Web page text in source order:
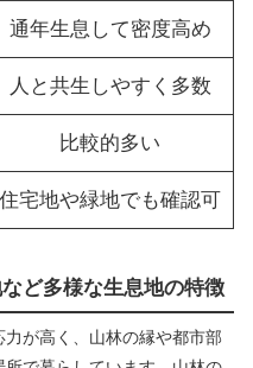
通年生息して密度高め
人と共生しやすく多数
比較的多い
住宅地や緑地でも確認可
ど多様な生息地の特徴
が高く、山林の縁や都市部